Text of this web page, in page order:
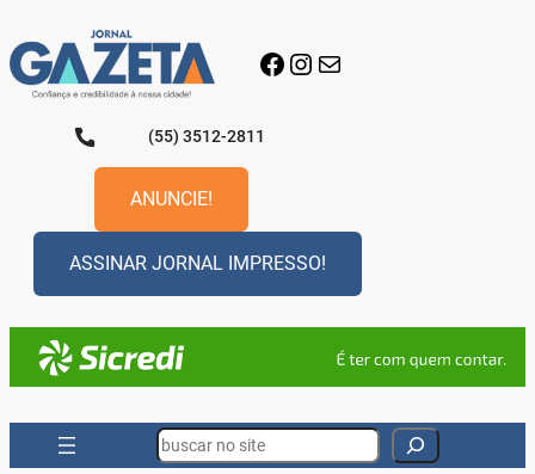
para
o
conteúdo
Facebook
Instagram
E-mail
(55) 3512-2811
ANUNCIE!
ASSINAR JORNAL IMPRESSO!
Search